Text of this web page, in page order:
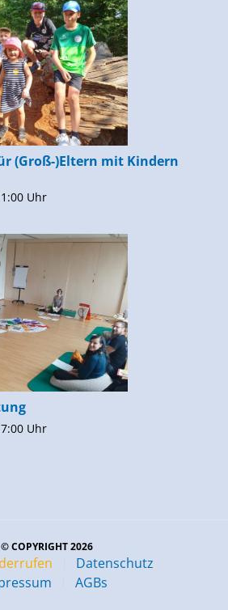
(Groß-)Eltern mit Kindern
Uhr
Uhr
© COPYRIGHT 2026
Datenschutz
AGBs